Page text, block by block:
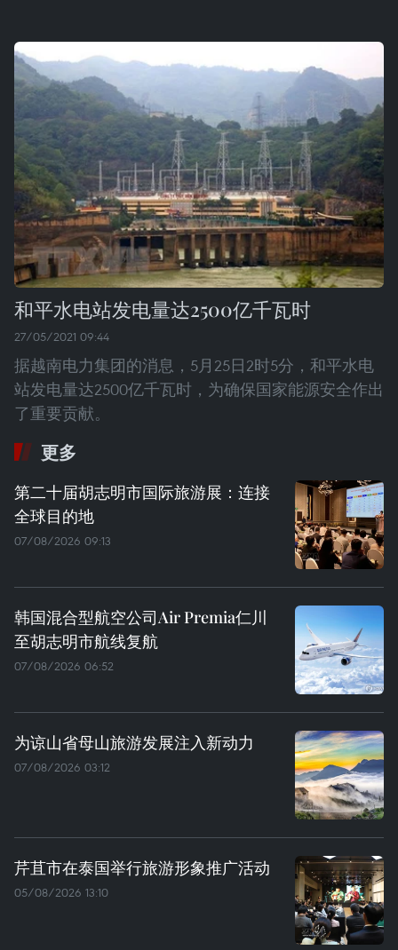
和平水电站发电量达2500亿千瓦时
27/05/2021 09:44
据越南电力集团的消息，5月25日2时5分，和平水电
站发电量达2500亿千瓦时，为确保国家能源安全作出
了重要贡献。
更多
第二十届胡志明市国际旅游展：连接
全球目的地
07/08/2026 09:13
韩国混合型航空公司Air Premia仁川
至胡志明市航线复航
07/08/2026 06:52
为谅山省母山旅游发展注入新动力
07/08/2026 03:12
芹苴市在泰国举行旅游形象推广活动
05/08/2026 13:10